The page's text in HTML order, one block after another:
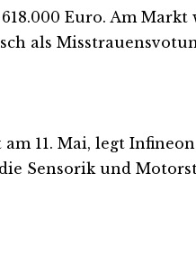
Euro. Am
als
11. Mai, legt
Sensorik und